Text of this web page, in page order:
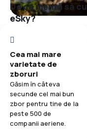
De ce merită să
eSky?
Cea mai mare
varietate de
zboruri
Găsim în câteva
secunde cel mai bun
zbor pentru tine de la
peste 500 de
companii aeriene.